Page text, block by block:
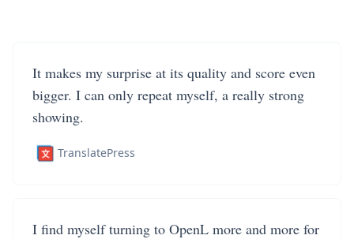
It makes my surprise at its quality and score even
bigger. I can only repeat myself, a really strong
showing.
TranslatePress
I find myself turning to OpenL more and more for